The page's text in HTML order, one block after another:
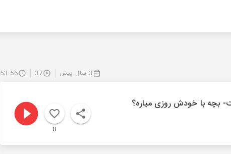
3 سال پیش 37
53:56
بچه با خودش روزی میاره؟
0